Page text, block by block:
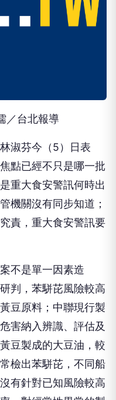
／台北報導
淑芬今（5）日表
點已經不只是哪一批
重大食安警訊何時出
機關沒有同步知道；
責，重大食安警訊要
不是單一因素造
判，苯駢芘風險較高
豆原料；中聯現行製
害納入辨識、評估及
豆製成的大豆油，較
檢出苯駢芘，不同船
有針對已知風險較高